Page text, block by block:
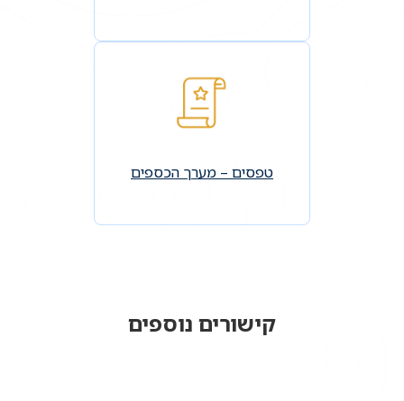
טפסים – מערך הכספים
קישורים נוספים